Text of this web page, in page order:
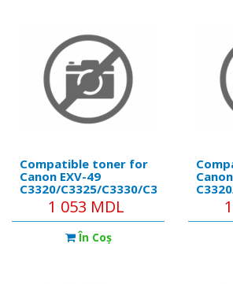
Compatible toner for
Canon EXV-49
C3320/C3325/C3330/C3525/C3530
Cyan 19K
1 053 MDL
În Coş